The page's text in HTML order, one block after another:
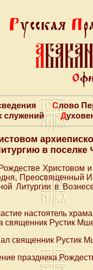
Слово
служений
в поселке
Христовом
Преосвященный
Литургии в
настоятель
священник Рустик
священник Рустик
праздника